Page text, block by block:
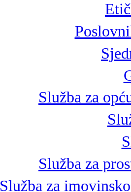
Služba za
Služba za
Služba za